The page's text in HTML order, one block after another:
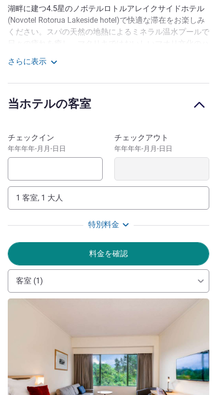
説明
湖畔に建つ4.5星のノボテルロトルアレイクサイドホテル
(Novotel Rotorua Lakeside hotel)で快適な滞在をお楽しみ
ください。スパの天然の地熱によるミネラル温水プールで
ンギをお召し上がりください。客室は、素晴らしい眺めを
楽しめるよう、アースカラー、木製の家具、ピクチャーウ
Conveniently located just 15-minutes from Rotorua Airport
in the heart of Rotorua township, Novotel Rotorua Lakeside
alike to see all that New Zealand's geothermal capital has
to offer. Take a short stroll to the lakefront to ride the
thrilling Kawarau Jet on Lake Rotorua. Hop on nearby
wonders at Te Puia. Or enjoy the adrenaline-pumping
action of the luge at Rotorua Skyline.
Just steps from Eat Streat bars and restaurants also only a
short walk from the awe-inspiring lakefront, the Novotel
geothermal marvel that is Rotorua.
We can't wait to welcome you to our vibrant hotel. We're
confident you'll enjoy your stay, whether you're travelling
for business or leisure.
さらに表示
当ホテルの客室
このホテルを予約
チェックイン
年年年年-月月-日日
チェックアウト
年年年年-月月-日日
1 客室, 1 大人
特別料金
料金を確認
客室 (1)
詳細を表示